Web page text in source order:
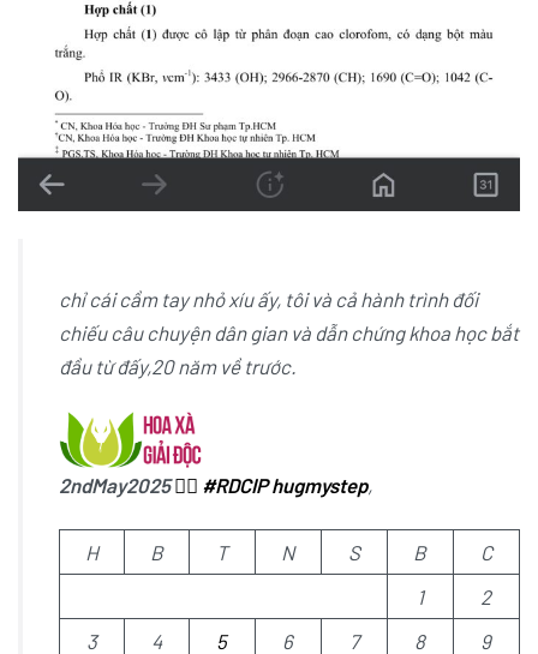
chỉ cái cầm tay nhỏ xíu ấy, tôi và cả hành trình đối
chiếu câu chuyện dân gian và dẫn chứng khoa học bắt
đầu từ đấy,20 năm về trước.
2ndMay2025✍🏻 #RDCIP hugmystep,
H B T N S B
C
1
2
3
4 5 6 7 8
9